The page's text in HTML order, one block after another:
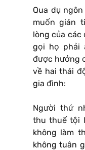
Qua dụ ngôn
muốn gián
lòng của các
gọi họ phải
được hưởng
về hai thái
gia đình:
Người thứ
thu thuế tội
không làm
không tuân